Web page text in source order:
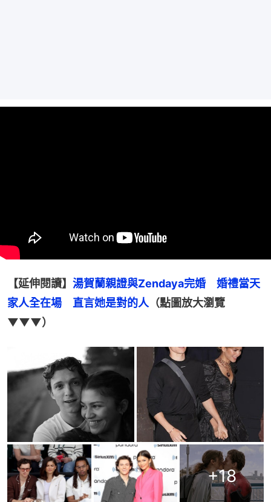
【延伸閱讀】 湯賀蘭親證與Zendaya完婚　婚禮當天
家人全在場　直言她是對的人 （點圖放大瀏覽
▼▼▼）
+18